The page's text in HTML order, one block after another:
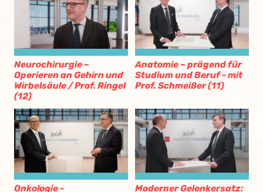
Neurochirurgie –
Operieren an Gehirn und
Wirbelsäule / Prof. Ringel
(12)
Anatomie – prägend für
Studium und Beruf - mit
Prof. Schmeißer (11)
Onkologie -
Moderner Gelenkersatz: